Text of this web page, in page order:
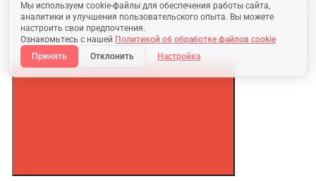
Мы используем cookie-файлы для обеспечения работы сайта,
аналитики и улучшения пользовательского опыта. Вы можете
настроить свои предпочтения.
Ознакомьтесь с нашей Политикой об обработке файлов cookie
Принять
Отклонить Настройка
1 794.97 ₽
Без НДС:1471.29 ₽